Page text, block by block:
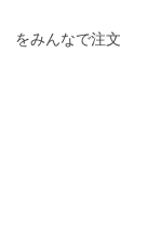
をみんなで注文